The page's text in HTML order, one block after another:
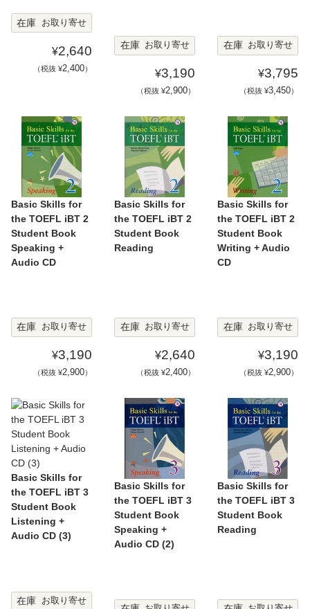
在庫 お取り寄せ
¥2,640
（税抜 ¥2,400）
在庫 お取り寄せ
¥3,190
（税抜 ¥2,900）
在庫 お取り寄せ
¥3,795
（税抜 ¥3,450）
Basic Skills for
the TOEFL iBT 2
Student Book
Speaking +
Audio CD
在庫 お取り寄せ
¥3,190
（税抜 ¥2,900）
Basic Skills for
the TOEFL iBT 2
Student Book
Reading
在庫 お取り寄せ
¥2,640
（税抜 ¥2,400）
Basic Skills for
the TOEFL iBT 2
Student Book
Writing + Audio
CD
在庫 お取り寄せ
¥3,190
（税抜 ¥2,900）
Basic Skills for
the TOEFL iBT 3
Student Book
Listening +
Audio CD (3)
在庫 お取り寄せ
Basic Skills for
the TOEFL iBT 3
Student Book
Speaking +
Audio CD (2)
Basic Skills for
the TOEFL iBT 3
Student Book
Reading